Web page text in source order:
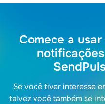
Comece a
Se você tiver interesse
talvez você também se